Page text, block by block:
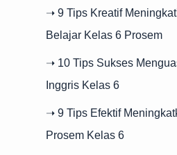
➝ 9 Tips Kreatif
Belajar Kelas 6 Prosem
➝ 10 Tips Sukses
Inggris Kelas 6
➝ 9 Tips Efektif
Prosem Kelas 6